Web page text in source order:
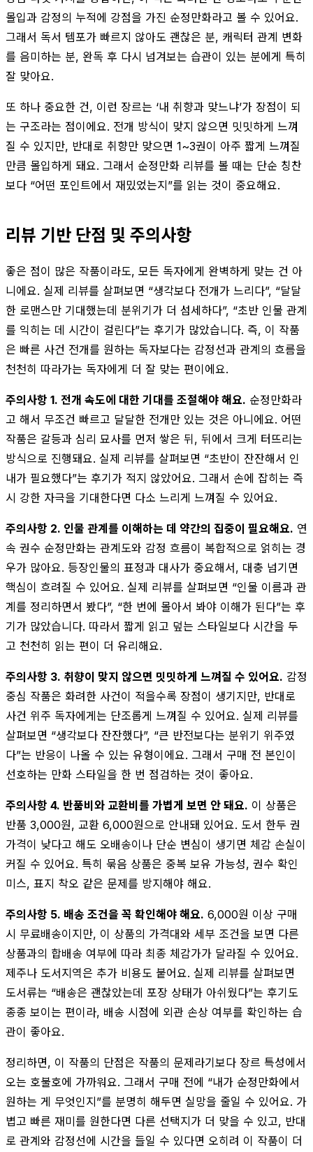
몰입과 감정의 누적에 강점을 가진 순정만화라고 볼 수 있어요.
그래서 독서 템포가 빠르지 않아도 괜찮은 분, 캐릭터 관계 변화
를 음미하는 분, 완독 후 다시 넘겨보는 습관이 있는 분에게 특히
잘 맞아요.
또 하나 중요한 건, 이런 장르는 ‘내 취향과 맞느냐’가 장점이 되
는 구조라는 점이에요. 전개 방식이 맞지 않으면 밋밋하게 느껴
질 수 있지만, 반대로 취향만 맞으면 1~3권이 아주 짧게 느껴질
만큼 몰입하게 돼요. 그래서 순정만화 리뷰를 볼 때는 단순 칭찬
보다 “어떤 포인트에서 재밌었는지”를 읽는 것이 중요해요.
리뷰 기반 단점 및 주의사항
좋은 점이 많은 작품이라도, 모든 독자에게 완벽하게 맞는 건 아
니에요. 실제 리뷰를 살펴보면 “생각보다 전개가 느리다”, “달달
한 로맨스만 기대했는데 분위기가 더 섬세하다”, “초반 인물 관계
를 익히는 데 시간이 걸린다”는 후기가 많았습니다. 즉, 이 작품
은 빠른 사건 전개를 원하는 독자보다는 감정선과 관계의 흐름을
천천히 따라가는 독자에게 더 잘 맞는 편이에요.
주의사항 1. 전개 속도에 대한 기대를 조절해야 해요. 순정만화라
고 해서 무조건 빠르고 달달한 전개만 있는 것은 아니에요. 어떤
작품은 갈등과 심리 묘사를 먼저 쌓은 뒤, 뒤에서 크게 터뜨리는
방식으로 진행돼요. 실제 리뷰를 살펴보면 “초반이 잔잔해서 인
내가 필요했다”는 후기가 적지 않았어요. 그래서 손에 잡히는 즉
시 강한 자극을 기대한다면 다소 느리게 느껴질 수 있어요.
주의사항 2. 인물 관계를 이해하는 데 약간의 집중이 필요해요. 연
속 권수 순정만화는 관계도와 감정 흐름이 복합적으로 얽히는 경
우가 많아요. 등장인물의 표정과 대사가 중요해서, 대충 넘기면
핵심이 흐려질 수 있어요. 실제 리뷰를 살펴보면 “인물 이름과 관
계를 정리하면서 봤다”, “한 번에 몰아서 봐야 이해가 된다”는 후
기가 많았습니다. 따라서 짧게 읽고 덮는 스타일보다 시간을 두
고 천천히 읽는 편이 더 유리해요.
주의사항 3. 취향이 맞지 않으면 밋밋하게 느껴질 수 있어요. 감정
중심 작품은 화려한 사건이 적을수록 장점이 생기지만, 반대로
사건 위주 독자에게는 단조롭게 느껴질 수 있어요. 실제 리뷰를
살펴보면 “생각보다 잔잔했다”, “큰 반전보다는 분위기 위주였
다”는 반응이 나올 수 있는 유형이에요. 그래서 구매 전 본인이
선호하는 만화 스타일을 한 번 점검하는 것이 좋아요.
주의사항 4. 반품비와 교환비를 가볍게 보면 안 돼요. 이 상품은
반품 3,000원, 교환 6,000원으로 안내돼 있어요. 도서 한두 권
가격이 낮다고 해도 오배송이나 단순 변심이 생기면 체감 손실이
커질 수 있어요. 특히 묶음 상품은 중복 보유 가능성, 권수 확인
미스, 표지 착오 같은 문제를 방지해야 해요.
주의사항 5. 배송 조건을 꼭 확인해야 해요. 6,000원 이상 구매
시 무료배송이지만, 이 상품의 가격대와 세부 조건을 보면 다른
상품과의 합배송 여부에 따라 최종 체감가가 달라질 수 있어요.
제주나 도서지역은 추가 비용도 붙어요. 실제 리뷰를 살펴보면
도서류는 “배송은 괜찮았는데 포장 상태가 아쉬웠다”는 후기도
종종 보이는 편이라, 배송 시점에 외관 손상 여부를 확인하는 습
관이 좋아요.
정리하면, 이 작품의 단점은 작품의 문제라기보다 장르 특성에서
오는 호불호에 가까워요. 그래서 구매 전에 “내가 순정만화에서
원하는 게 무엇인지”를 분명히 해두면 실망을 줄일 수 있어요. 가
볍고 빠른 재미를 원한다면 다른 선택지가 더 맞을 수 있고, 반대
로 관계와 감정선에 시간을 들일 수 있다면 오히려 이 작품이 더